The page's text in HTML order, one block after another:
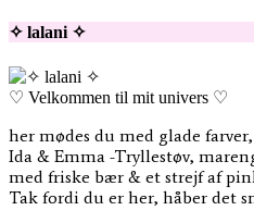
✧ lalani ✧
♡ Velkommen til mit univers ♡
her mødes du med glade
Ida & Emma -Tryllestøv,
med friske bær & et strejf af
Tak fordi du er her, håber det